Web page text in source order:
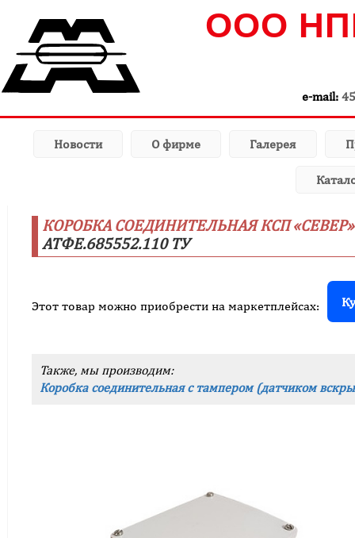
ООО
e-mail:
Новости О фирме Галерея
КОРОБКА СОЕДИНИТЕЛЬНАЯ КСП «СЕВЕР»
АТФЕ.685552.110 ТУ
Этот товар можно приобрести на маркетплейсах:
Также, мы производим:
Коробка соединительная с тампером (датчиком